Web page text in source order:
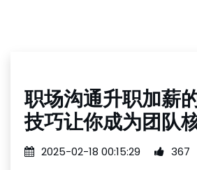
职场沟通升职加薪
技巧让你成为团队
2025-02-18 00:15:29 367